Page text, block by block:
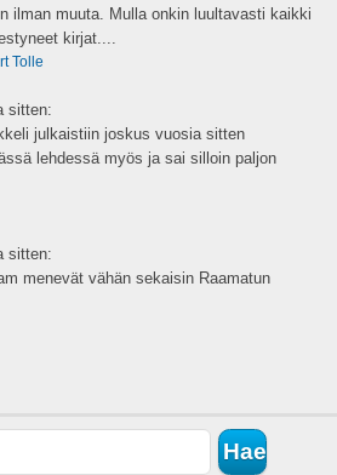
ilman muuta. Mulla onkin luultavasti kaikki
kirjat....
Tolle
sitten:
julkaistiin joskus vuosia sitten
lehdessä myös ja sai silloin paljon
sitten:
menevät vähän sekaisin Raamatun